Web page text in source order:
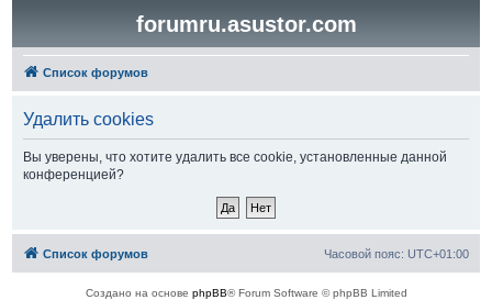
forumru.asustor.com
Список форумов
Удалить cookies
Вы уверены, что хотите удалить все cookie, установленные данной
конференцией?
Список форумов Часовой пояс: UTC+01:00
Создано на основе phpBB® Forum Software © phpBB Limited